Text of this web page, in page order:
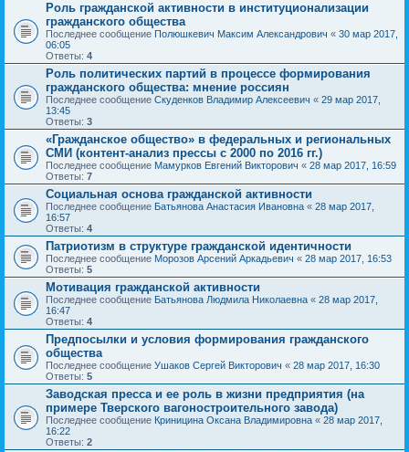
Роль гражданской активности в институционализации
гражданского общества
Последнее сообщение Полюшкевич Максим Александрович « 30 мар 2017,
06:05
Ответы: 4
Роль политических партий в процессе формирования
гражданского общества: мнение россиян
Последнее сообщение Скуденков Владимир Алексеевич « 29 мар 2017,
13:45
Ответы: 3
«Гражданское общество» в федеральных и региональных
СМИ (контент-анализ прессы с 2000 по 2016 гг.)
Последнее сообщение Мамурков Евгений Викторович « 28 мар 2017, 16:59
Ответы: 7
Социальная основа гражданской активности
Последнее сообщение Батьянова Анастасия Ивановна « 28 мар 2017,
16:57
Ответы: 4
Патриотизм в структуре гражданской идентичности
Последнее сообщение Морозов Арсений Аркадьевич « 28 мар 2017, 16:53
Ответы: 5
Мотивация гражданской активности
Последнее сообщение Батьянова Людмила Николаевна « 28 мар 2017,
16:47
Ответы: 4
Предпосылки и условия формирования гражданского
общества
Последнее сообщение Ушаков Сергей Викторович « 28 мар 2017, 16:30
Ответы: 5
Заводская пресса и ее роль в жизни предприятия (на
примере Тверского вагоностроительного завода)
Последнее сообщение Криницина Оксана Владимировна « 28 мар 2017,
16:22
Ответы: 2